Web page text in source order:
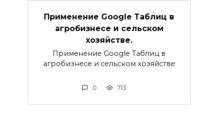
Применение Google Таблиц в
агробизнесе и сельском
хозяйстве.
Применение Google Таблиц в
агробизнесе и сельском хозяйстве
0 713